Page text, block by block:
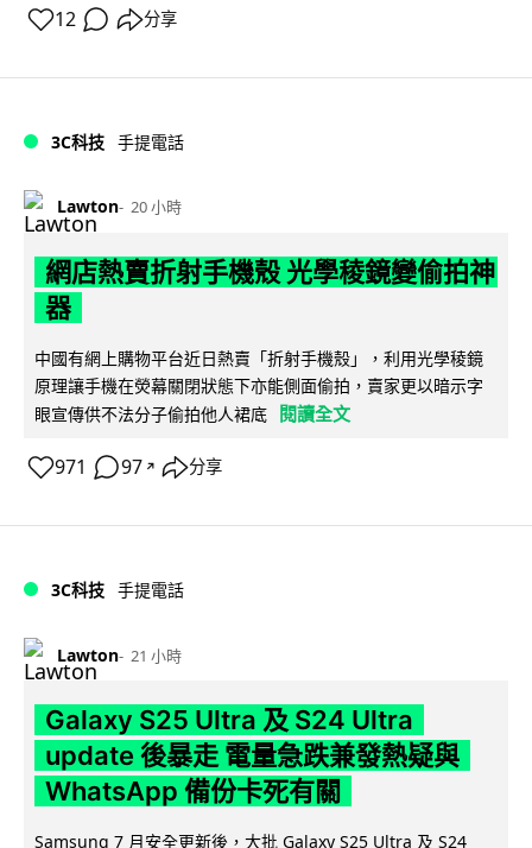
12 分享
3C科技 手提電話
Lawton 20 小時
網店熱賣折射手機殼 光學稜鏡變偷拍神
器
中國有網上購物平台近日熱賣「折射手機殼」，利用光學稜鏡
原理讓手機在熒幕關閉狀態下亦能側面偷拍，賣家更以暗示字
眼宣傳供不法分子偷拍他人裙底 閱讀全文
971 97 ↗ 分享
3C科技 手提電話
Lawton 21 小時
Galaxy S25 Ultra 及 S24 Ultra
update 後暴走 電量急跌兼發熱疑與
WhatsApp 備份卡死有關
Samsung 7 月安全更新後，大批 Galaxy S25 Ultra 及 S24